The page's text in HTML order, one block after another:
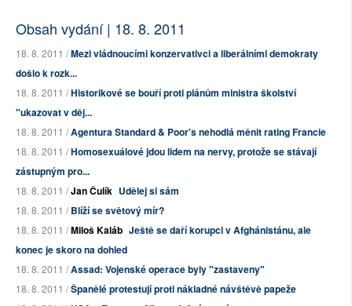
Obsah vydání | 18. 8. 2011
18. 8. 2011 /Mezi vládnoucími konzervativci a liberálními demokraty
došlo k rozk...
18. 8. 2011 /Historikové se bouří proti plánům ministra školství
"ukazovat v děj...
18. 8. 2011 /Agentura Standard & Poor's nehodlá měnit rating Francie
18. 8. 2011 /Homosexuálové jdou lidem na nervy, protože se stávají
zástupným pro...
18. 8. 2011 /Jan Čulík Udělej si sám
18. 8. 2011 /Blíží se světový mír?
18. 8. 2011 /Miloš Kaláb Ještě se daří korupci v Afghánistánu, ale
konec je skoro na dohled
18. 8. 2011 /Assad: Vojenské operace byly "zastaveny"
18. 8. 2011 /Španělé protestují proti nákladné návštěvě papeže